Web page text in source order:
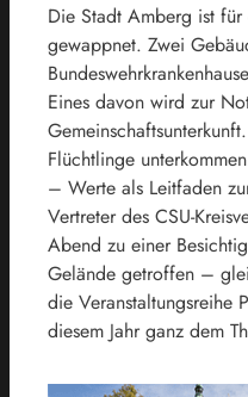
Die Stadt Amberg ist
gewappnet. Zwei
Eines davon wird zur
Flüchtlinge
– Werte als Leitfaden
Vertreter des CSU-
Abend zu einer
Gelände getroffen –
die Veranstaltungsreihe
diesem Jahr ganz dem